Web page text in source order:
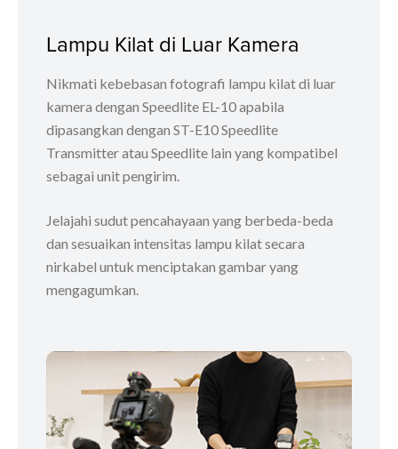
Lampu Kilat di Luar Kamera
Nikmati kebebasan fotografi lampu kilat di luar
kamera dengan Speedlite EL-10 apabila
dipasangkan dengan ST-E10 Speedlite
Transmitter atau Speedlite lain yang kompatibel
sebagai unit pengirim.
Jelajahi sudut pencahayaan yang berbeda-beda
dan sesuaikan intensitas lampu kilat secara
nirkabel untuk menciptakan gambar yang
mengagumkan.